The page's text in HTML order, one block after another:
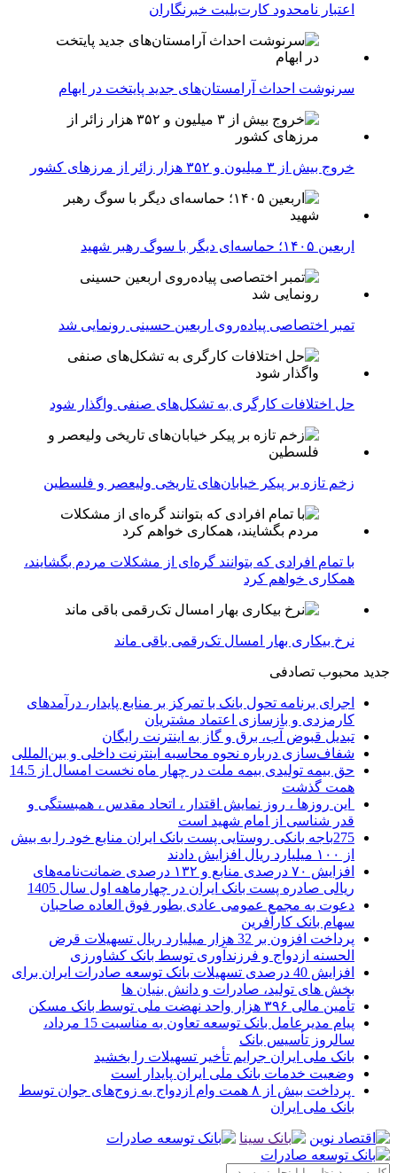
اعتبار نامحدود کارت‌بلیت خبرنگاران
سرنوشت احداث آرامستان‌های جدید پایتخت در ابهام
خروج بیش از ۳ میلیون و ۳۵۲ هزار زائر از مرزهای کشور
اربعین ۱۴۰۵؛ حماسه‌ای دیگر با سوگ رهبر شهید
تمبر اختصاصی پیاده‌روی اربعین حسینی رونمایی شد
حل اختلافات کارگری به تشکل‌های صنفی واگذار شود
زخم تازه بر پیکر خیابان‌های تاریخی ولیعصر و فلسطین
با تمام افرادی که بتوانند گره‌ای از مشکلات مردم بگشایند،
همکاری خواهم کرد
نرخ بیکاری بهار امسال تک‌رقمی باقی ماند
جدید محبوب تصادفی
اجرای برنامه تحول بانک با تمرکز بر منابع پایدار، درآمدهای
کارمزدی و بازسازی اعتماد مشتریان
تبدیل قبوض آب، برق و گاز به اینترنت رایگان
شفاف‌سازی درباره نحوه محاسبه اینترنت داخلی و بین‌المللی
حق بیمه تولیدی بیمه ملت در چهار ماه نخست امسال از 14.5
همت گذشت
این روزها ، روز نمایش اقتدار ، اتحاد مقدس ، همبستگی و
قدر شناسی از امام شهید است
275باجه بانکی روستایی پست بانک ایران منابع خود را به بیش
از ۱۰۰ میلیارد ریال افزایش دادند
افزایش ۷۰ درصدی منابع و ۱۳۲ درصدی ضمانت‌نامه‌های
ریالی صادره پست بانک ایران در چهارماهه اول سال 1405
دعوت به مجمع عمومی عادی بطور فوق العاده صاحبان
سهام بانک کارآفرین
پرداخت افزون بر 32 هزار میلیارد ریال تسهیلات قرض
الحسنه ازدواج و فرزندآوری توسط بانک کشاورزی
افزایش 40 درصدی تسهیلات بانک توسعه صادرات ایران برای
بخش های تولید، صادرات و دانش بنیان ها
تأمین مالی ۳۹۶ هزار واحد نهضت ملی توسط بانک مسکن
پیام مدیرعامل بانک توسعه تعاون به مناسبت 15 مرداد،
سالروز تأسیس بانک
بانک ملی ایران جرایم تأخیر تسهیلات را بخشید
وضعیت خدمات بانک ملی ایران پایدار است
پرداخت بیش از ۸ همت وام ازدواج به زوج‌های جوان توسط
بانک ملی ایران